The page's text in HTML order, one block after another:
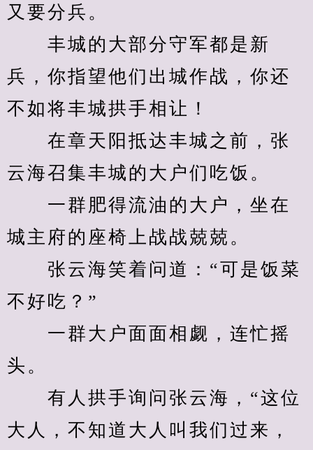
又要分兵。
丰城的大部分守军都是新
兵，你指望他们出城作战，你还
不如将丰城拱手相让！
在章天阳抵达丰城之前，张
云海召集丰城的大户们吃饭。
一群肥得流油的大户，坐在
城主府的座椅上战战兢兢。
张云海笑着问道：“可是饭菜
不好吃？”
一群大户面面相觑，连忙摇
头。
有人拱手询问张云海，“这位
大人，不知道大人叫我们过来，